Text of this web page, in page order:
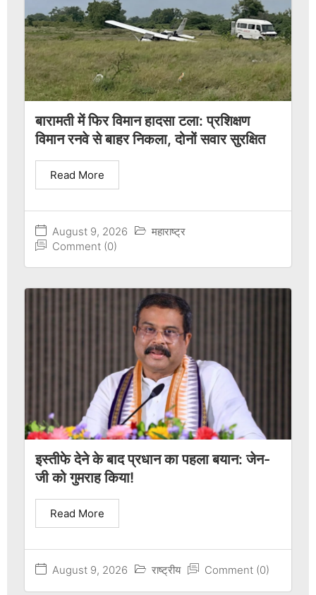
बारामती में फिर विमान हादसा टला: प्रशिक्षण
विमान रनवे से बाहर निकला, दोनों सवार सुरक्षित
August 9, 2026
महाराष्ट्र
Comment (0)
Read More
इस्तीफे देने के बाद प्रधान का पहला बयान: जेन-
जी को गुमराह किया!
August 9, 2026 राष्ट्रीय Comment (0)
Read More